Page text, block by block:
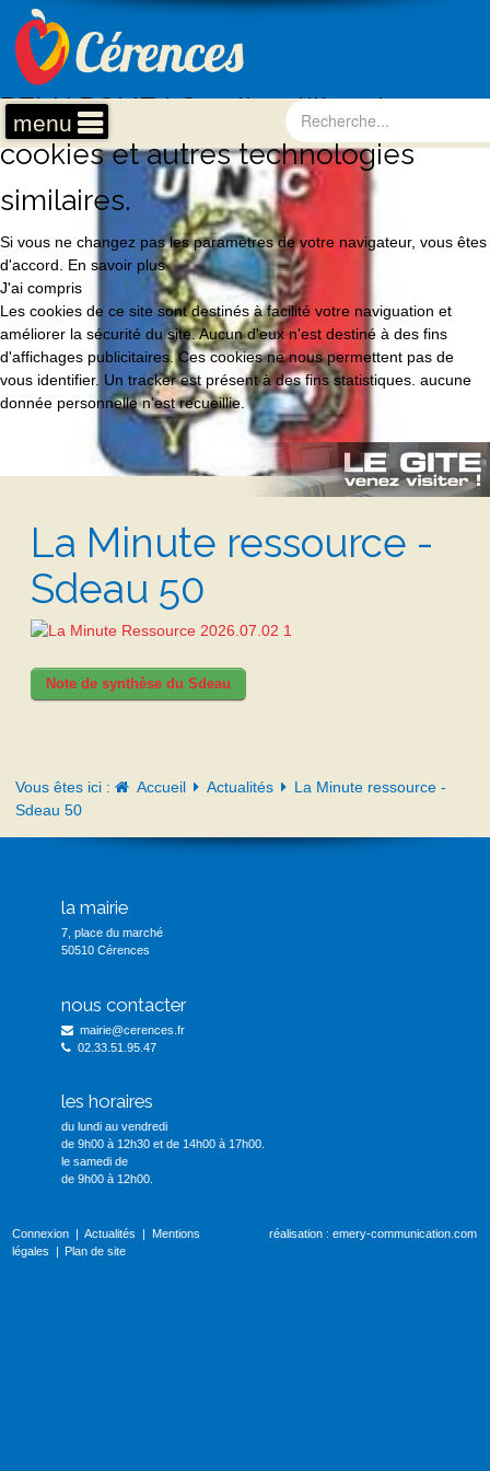
REMARQUE ! Ce site utilise des
cookies et autres technologies
similaires.
Si vous ne changez pas les paramètres de votre navigateur, vous êtes
d'accord. En savoir plus
J'ai compris
Les cookies de ce site sont destinés à facilité votre naviguation et
améliorer la sécurité du site. Aucun d'eux n'est destiné à des fins
d'affichages publicitaires. Ces cookies ne nous permettent pas de
vous identifier. Un tracker est présent à des fins statistiques. aucune
donnée personnelle n'est recueillie.
menu
La Minute ressource -
Sdeau 50
Note de synthèse du Sdeau
Vous êtes ici : Accueil Actualités
La Minute ressource -
Sdeau 50
la mairie
7, place du marché
50510 Cérences
nous contacter
mairie@cerences.fr
02.33.51.95.47
les horaires
du lundi au vendredi
de 9h00 à 12h30 et de 14h00 à 17h00.
le samedi de
de 9h00 à 12h00.
Connexion Actualités
Mentions
légales
Plan de site
réalisation :emery-communication.com